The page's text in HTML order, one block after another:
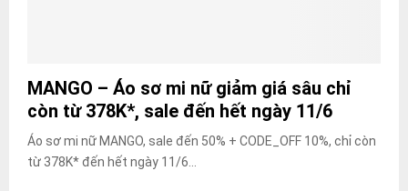
MANGO – Áo sơ mi nữ giảm giá sâu chỉ
còn từ 378K*, sale đến hết ngày 11/6
Áo sơ mi nữ MANGO, sale đến 50% + CODE_OFF 10%, chỉ còn
từ 378K* đến hết ngày 11/6...